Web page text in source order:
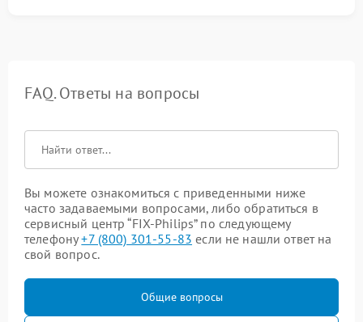
FAQ. Ответы на вопросы
Вы можете ознакомиться с приведенными ниже
часто задаваемыми вопросами, либо обратиться в
сервисный центр “FIX-Philips” по следующему
телефону+7 (800) 301-55-83 если не нашли ответ на
свой вопрос.
Общие вопросы